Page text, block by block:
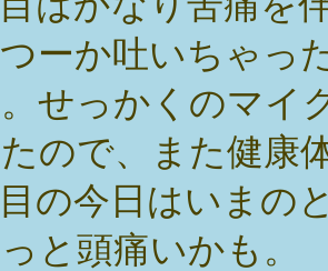
ーか吐いちゃっ
せっかくのマイ
ので、また健康
の今日はいまの
と頭痛いかも。